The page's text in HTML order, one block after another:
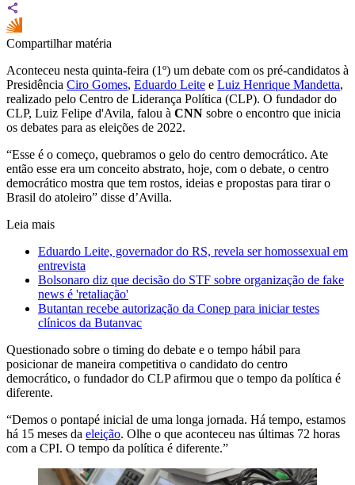
Compartilhar matéria
Aconteceu nesta quinta-feira (1º) um debate com os pré-candidatos à
Presidência Ciro Gomes, Eduardo Leite e Luiz Henrique Mandetta,
realizado pelo Centro de Liderança Política (CLP). O fundador do
CLP, Luiz Felipe d'Avila, falou à CNN sobre o encontro que inicia
os debates para as eleições de 2022.
“Esse é o começo, quebramos o gelo do centro democrático. Ate
então esse era um conceito abstrato, hoje, com o debate, o centro
democrático mostra que tem rostos, ideias e propostas para tirar o
Brasil do atoleiro” disse d’Avilla.
Leia mais
Eduardo Leite, governador do RS, revela ser homossexual em
entrevista
Bolsonaro diz que decisão do STF sobre organização de fake
news é 'retaliação'
Butantan recebe autorização da Conep para iniciar testes
clínicos da Butanvac
Questionado sobre o timing do debate e o tempo hábil para
posicionar de maneira competitiva o candidato do centro
democrático, o fundador do CLP afirmou que o tempo da política é
diferente.
“Demos o pontapé inicial de uma longa jornada. Há tempo, estamos
há 15 meses da eleição. Olhe o que aconteceu nas últimas 72 horas
com a CPI. O tempo da política é diferente.”